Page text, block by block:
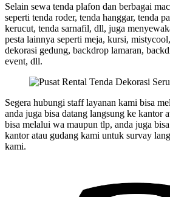
Selain sewa tenda plafon dan berbagai
seperti tenda roder, tenda hanggar, tenda
kerucut, tenda sarnafil, dll, juga
pesta lainnya seperti meja, kursi,
dekorasi gedung, backdrop lamaran,
event, dll.
Segera hubungi staff layanan kami bisa
anda juga bisa datang langsung ke kantor
bisa melalui wa maupun tlp, anda juga
kantor atau gudang kami untuk survay
kami.